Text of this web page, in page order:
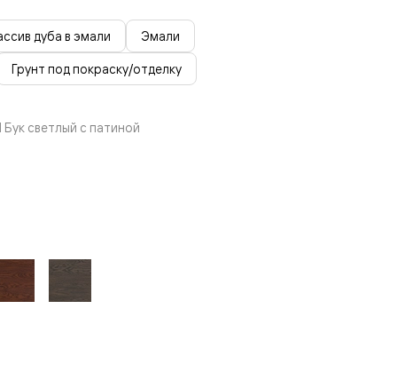
дуба в эмали Эмали
Грунт под покраску/отделку
светлый с патиной